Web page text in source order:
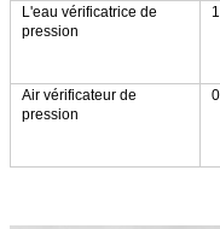
L'eau vérificatrice de
pression
Air vérificateur de
pression